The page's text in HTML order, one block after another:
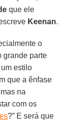
que ele
Keenan.
o
grande parte
um estilo
que a ênfase
na
com os
?” E será que